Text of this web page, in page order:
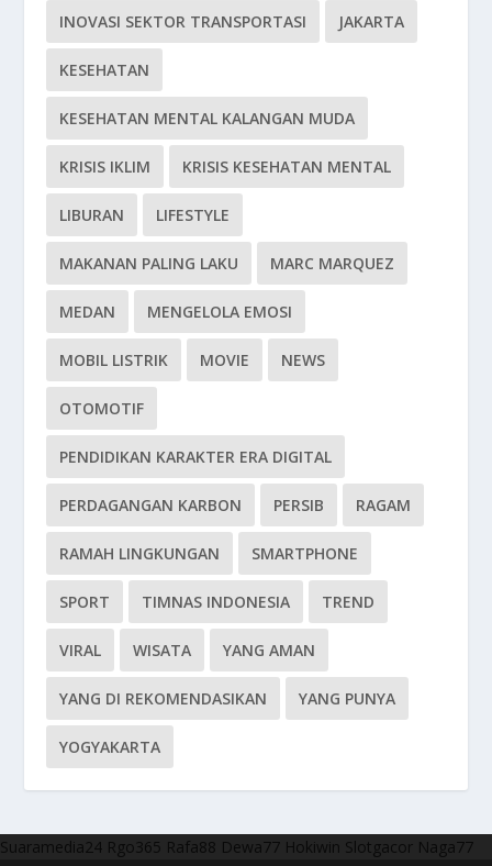
INOVASI SEKTOR TRANSPORTASI JAKARTA
KESEHATAN
KESEHATAN MENTAL KALANGAN MUDA
KRISIS IKLIM KRISIS KESEHATAN MENTAL
LIBURAN LIFESTYLE
MAKANAN PALING LAKU MARC MARQUEZ
MEDAN MENGELOLA EMOSI
MOBIL LISTRIK MOVIE NEWS
OTOMOTIF
PENDIDIKAN KARAKTER ERA DIGITAL
PERDAGANGAN KARBON PERSIB RAGAM
RAMAH LINGKUNGAN SMARTPHONE
SPORT TIMNAS INDONESIA TREND
VIRAL WISATA YANG AMAN
YANG DI REKOMENDASIKAN YANG PUNYA
YOGYAKARTA
Suaramedia24 Rgo365 Rafa88 Dewa77 Hokiwin Slotgacor Naga77